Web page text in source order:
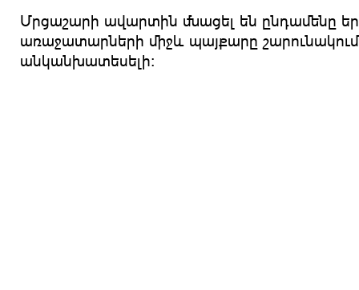
Մրցաշարի ավարտին մնացել են ընդամենը
առաջատարների միջև պայքարը շարունակում
անկանխատեսելի։